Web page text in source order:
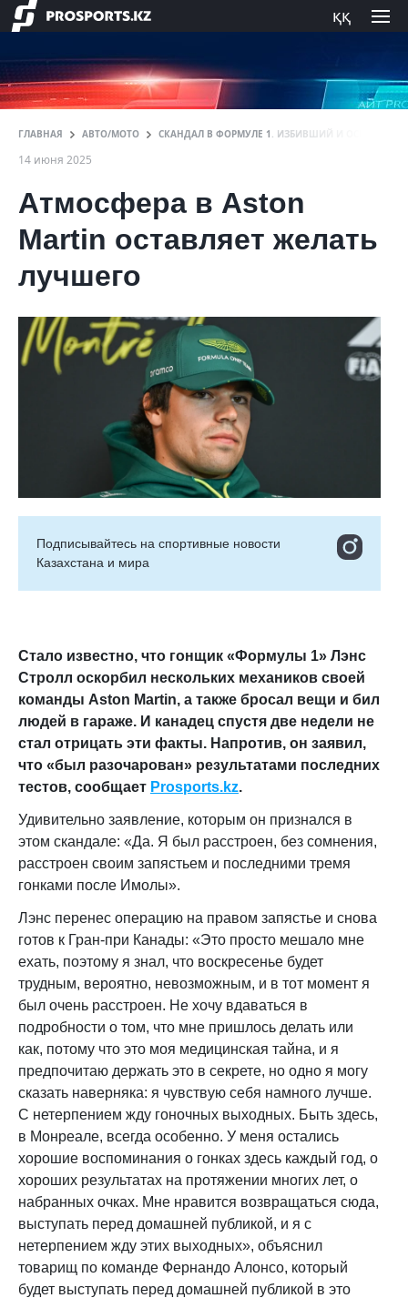
ққ
ГЛАВНАЯ АВТО/МОТО СКАНДАЛ В ФОРМУЛЕ 1. ИЗБИВШИЙ И
14 июня 2025
Атмосфера в Aston
Martin оставляет желать
лучшего
Подписывайтесь на cпортивные новости
Казахстана и мира
Стало известно, что гонщик «Формулы 1» Лэнс
Стролл оскорбил нескольких механиков своей
команды Aston Martin, а также бросал вещи и бил
людей в гараже. И канадец спустя две недели не
стал отрицать эти факты. Напротив, он заявил,
что «был разочарован» результатами последних
тестов, сообщает Prosports.kz.
Удивительно заявление, которым он признался в
этом скандале: «Да. Я был расстроен, без сомнения,
расстроен своим запястьем и последними тремя
гонками после Имолы».
Лэнс перенес операцию на правом запястье и снова
готов к Гран-при Канады: «Это просто мешало мне
ехать, поэтому я знал, что воскресенье будет
трудным, вероятно, невозможным, и в тот момент я
был очень расстроен. Не хочу вдаваться в
подробности о том, что мне пришлось делать или
как, потому что это моя медицинская тайна, и я
предпочитаю держать это в секрете, но одно я могу
сказать наверняка: я чувствую себя намного лучше.
С нетерпением жду гоночных выходных. Быть здесь,
в Монреале, всегда особенно. У меня остались
хорошие воспоминания о гонках здесь каждый год, о
хороших результатах на протяжении многих лет, о
набранных очках. Мне нравится возвращаться сюда,
выступать перед домашней публикой, и я с
нетерпением жду этих выходных», объяснил
товарищ по команде Фернандо Алонсо, который
будет выступать перед домашней публикой в это